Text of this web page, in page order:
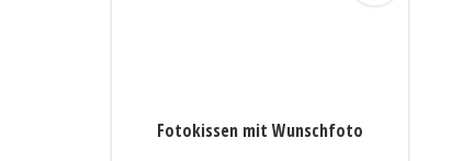
Fotokissen mit Wunschfoto